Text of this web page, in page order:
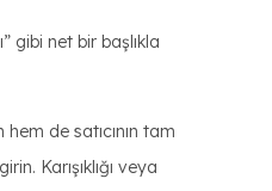
gibi net bir başlıkla
hem de satıcının tam
Karışıklığı veya